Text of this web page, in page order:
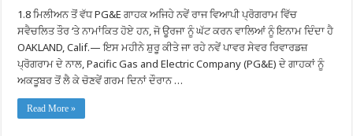
ਕਾਰਜਸ਼ੀਲ
ਵਾਲੇ
ਗਾਹਕਾਂ
ਦਾ
ਸਮਰਥਨ
ਗਰਮੀ
ਪੈਸੇ
ਦੀ
ਬੱਚਤ
ਕਰੋ,
ਦੀ
1.8 ਮਿਲੀਅਨ ਤੋਂ ਵੱਧ PG&E ਗਾਹਕ ਅਜਿਹੇ ਨਵੇਂ ਰਾਜ ਵਿਆਪੀ ਪ੍ਰੋਗਰਾਮ ਵਿੱਚ
ਸਵੈਚਲਿਤ ਤੌਰ ‘ਤੇ ਨਾਮਾਂਕਿਤ ਹੋਏ ਹਨ, ਜੋ ਊਰਜਾ ਨੂੰ ਘੱਟ ਕਰਨ ਵਾਲਿਆਂ ਨੂੰ ਇਨਾਮ ਦਿੰਦਾ ਹੈ
OAKLAND, Calif.— ਇਸ ਮਹੀਨੇ ਸ਼ੁਰੂ ਕੀਤੇ ਜਾ ਰਹੇ ਨਵੇਂ ਪਾਵਰ ਸੇਵਰ ਰਿਵਾਰਡਜ਼
ਪ੍ਰੋਗਰਾਮ ਦੇ ਨਾਲ, Pacific Gas and Electric Company (PG&E) ਦੇ ਗਾਹਕਾਂ ਨੂੰ
ਅਕਤੂਬਰ ਤੋਂ ਲੈ ਕੇ ਚੋਣਵੇਂ ਗਰਮ ਦਿਨਾਂ ਦੌਰਾਨ …
Read More »